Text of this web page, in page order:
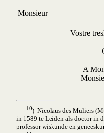
Monsieur
Vostre
A
A
10) Nicolaus des Muliers
in 1589 te Leiden als doctor in
professor wiskunde en